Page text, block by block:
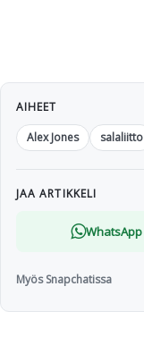
AIHEET
Alex Jones
salaliitto
JAA ARTIKKELI
WhatsApp
Myös Snapchatissa